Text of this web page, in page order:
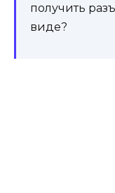
получить
виде?